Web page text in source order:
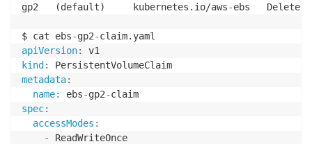
gp2   (default)     kubernetes.io/aws-ebs
$ cat ebs-gp2-
apiVersion:
kind :
metadata:
name: ebs-gp2-
spec:
accessModes :
-
ReadWriteOnce